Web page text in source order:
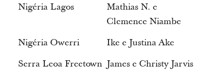
Nigéria Lagos
Mathias N. e
Clemence Niambe
Nigéria Owerri
Ike e Justina Ake
Serra Leoa Freetown James e Christy Jarvis